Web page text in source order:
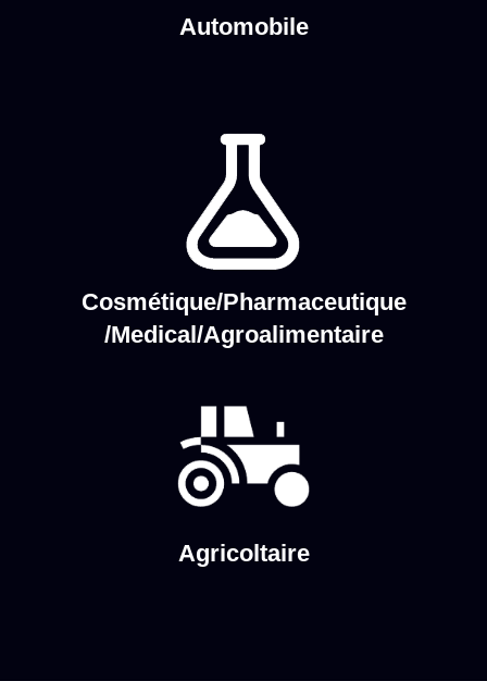
Automobile
Cosmétique/Pharmaceutique
/Medical/Agroalimentaire
Agricoltaire